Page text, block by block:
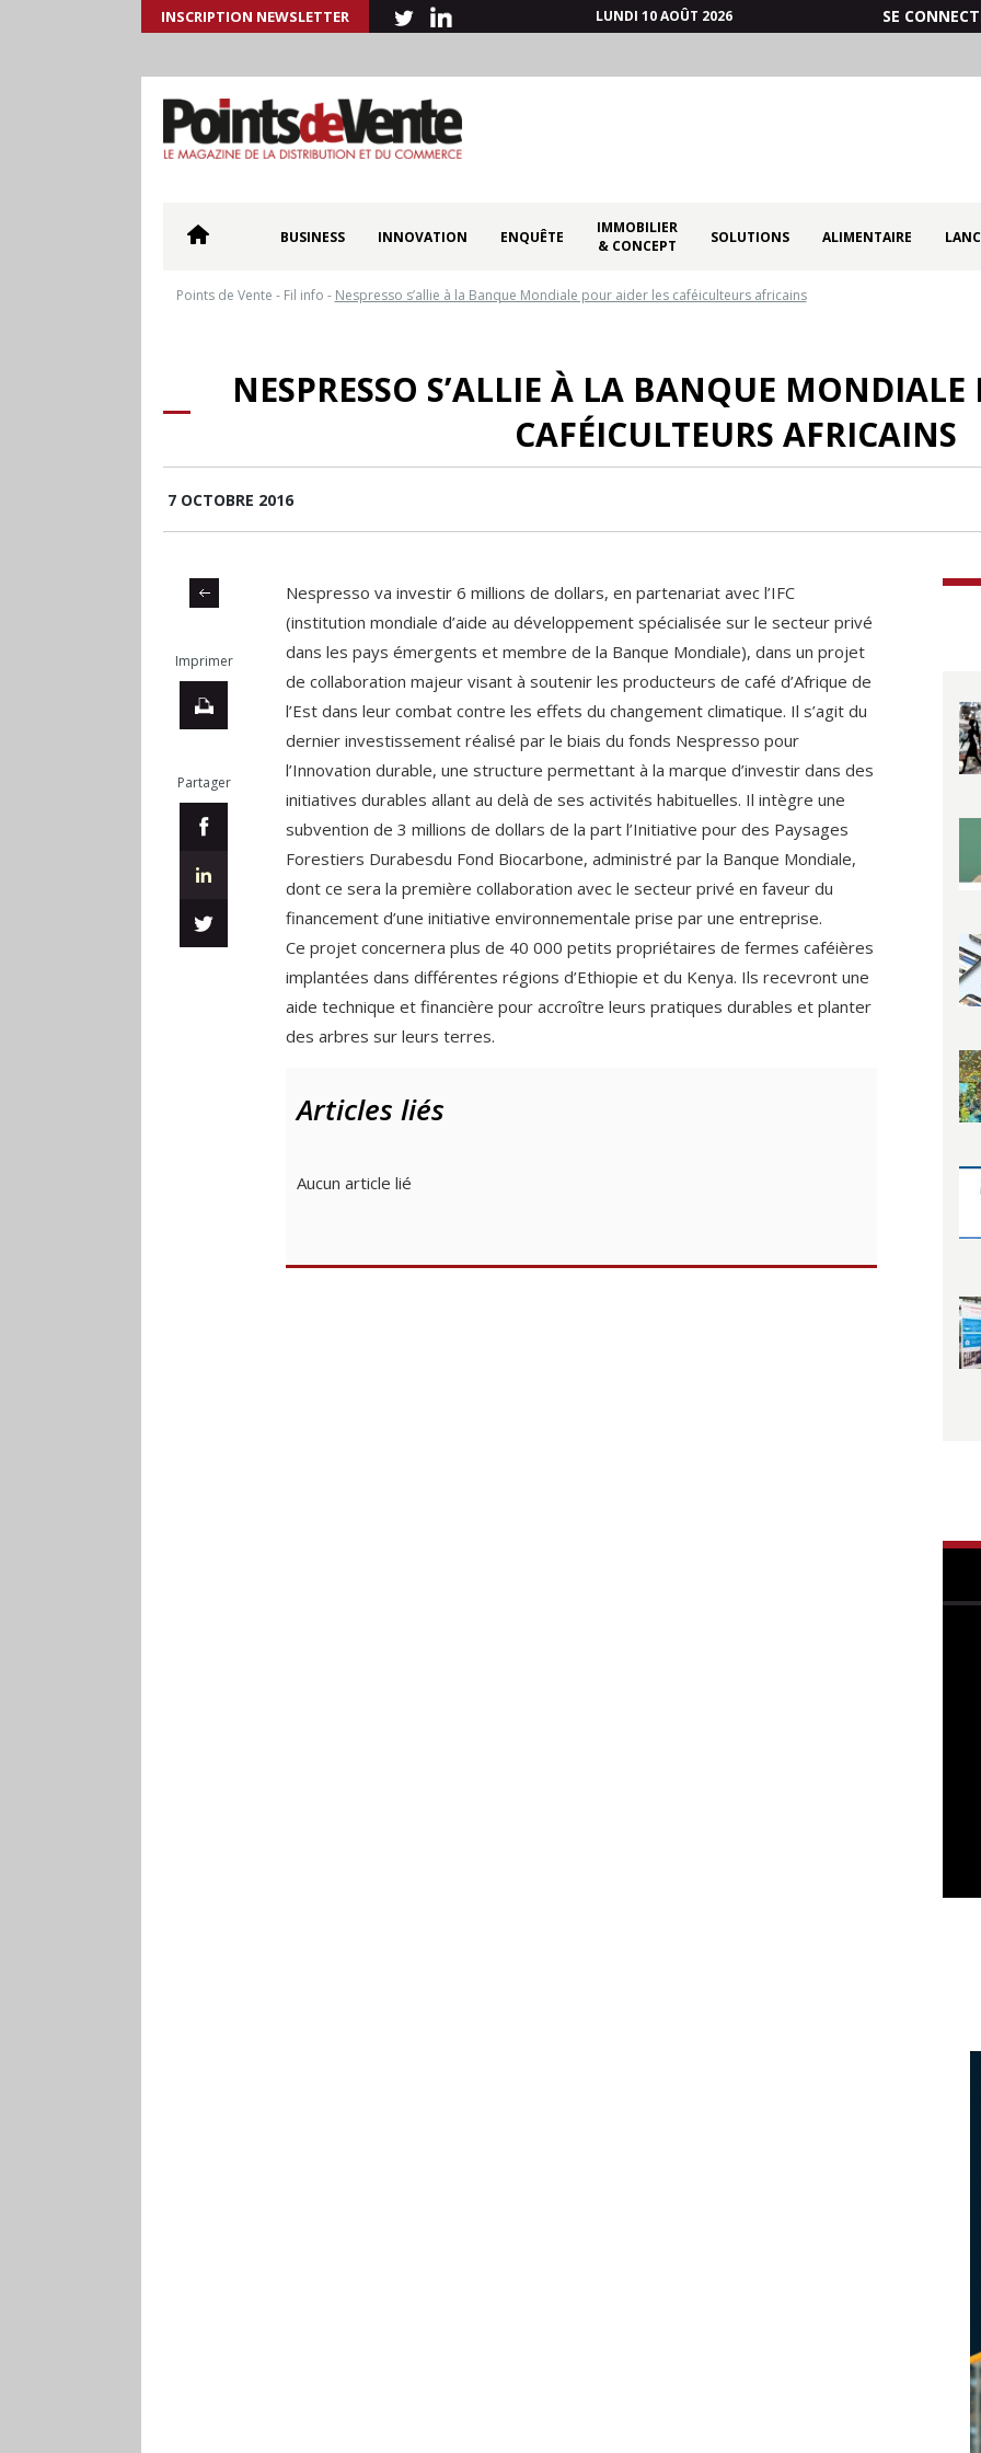
INSCRIPTION NEWSLETTER LUNDI 10 AOÛT 2026 SE
BUSINESS INNOVATION ENQUÊTE
IMMOBILIER
& CONCEPT
SOLUTIONS ALIMENTAIRE
Points de Vente - Fil info - Nespresso s’allie à la Banque Mondiale pour aider les caféiculteurs africains
NESPRESSO S’ALLIE À LA BANQUE MONDIALE
CAFÉICULTEURS AFRICAINS
7 OCTOBRE 2016
Imprimer
Partager
Nespresso va investir 6 millions de dollars, en partenariat avec l’IFC
(institution mondiale d’aide au développement spécialisée sur le secteur privé
dans les pays émergents et membre de la Banque Mondiale), dans un projet
de collaboration majeur visant à soutenir les producteurs de café d’Afrique de
l’Est dans leur combat contre les effets du changement climatique. Il s’agit du
dernier investissement réalisé par le biais du fonds Nespresso pour
l’Innovation durable, une structure permettant à la marque d’investir dans des
initiatives durables allant au delà de ses activités habituelles. Il intègre une
subvention de 3 millions de dollars de la part l’Initiative pour des Paysages
Forestiers Durabesdu Fond Biocarbone, administré par la Banque Mondiale,
dont ce sera la première collaboration avec le secteur privé en faveur du
financement d’une initiative environnementale prise par une entreprise.
Ce projet concernera plus de 40 000 petits propriétaires de fermes caféières
implantées dans différentes régions d’Ethiopie et du Kenya. Ils recevront une
aide technique et financière pour accroître leurs pratiques durables et planter
des arbres sur leurs terres.
Articles liés
Aucun article lié